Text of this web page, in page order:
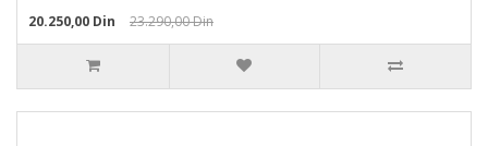
20.250,00 Din
23.290,00 Din